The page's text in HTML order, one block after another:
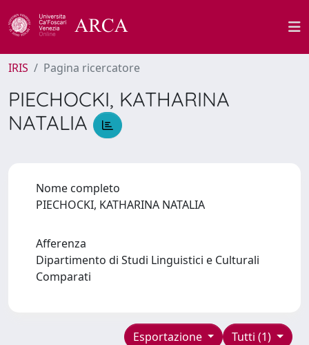
IRIS Pagina ricercatore
PIECHOCKI, KATHARINA
NATALIA
Nome completo
PIECHOCKI, KATHARINA NATALIA
Afferenza
Dipartimento di Studi Linguistici e Culturali
Comparati
Tutti (1)
Esportazione